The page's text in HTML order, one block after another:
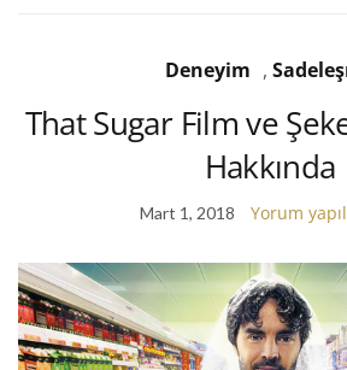
Deneyim ,
That Sugar Film ve
Hakkında
Mart 1, 2018 Yorum